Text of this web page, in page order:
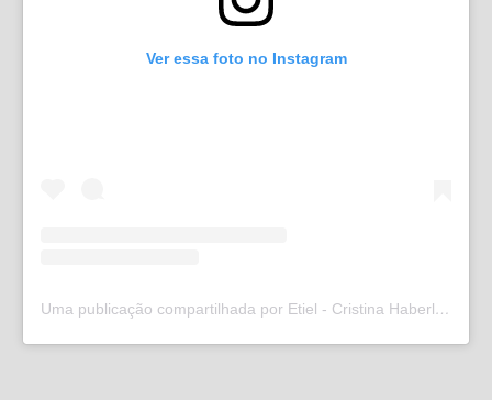
Ver essa foto no Instagram
Uma publicação compartilhada por Etiel - Cristina Haberl (@etielweb)